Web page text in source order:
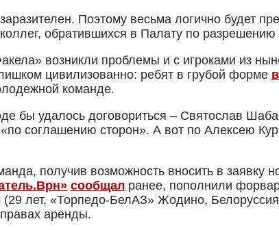
Поэтому весьма логично будет
обратившихся в Палату по
возникли проблемы и с игроками из
цивилизованно: ребят в грубой форме
команде.
бы удалось договориться – Святослав
соглашению сторон». А вот по Алексею
получив возможность вносить в
сообщал ранее, пополнили
лет, «Торпедо-БелАЗ» Жодино,
аренды.